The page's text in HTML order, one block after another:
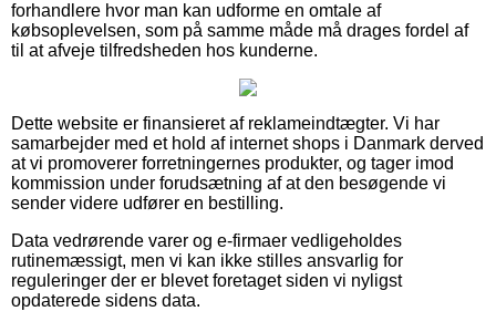
forhandlere hvor man kan udforme en omtale af
købsoplevelsen, som på samme måde må drages fordel af
til at afveje tilfredsheden hos kunderne.
Dette website er finansieret af reklameindtægter. Vi har
samarbejder med et hold af internet shops i Danmark derved
at vi promoverer forretningernes produkter, og tager imod
kommission under forudsætning af at den besøgende vi
sender videre udfører en bestilling.
Data vedrørende varer og e-firmaer vedligeholdes
rutinemæssigt, men vi kan ikke stilles ansvarlig for
reguleringer der er blevet foretaget siden vi nyligst
opdaterede sidens data.